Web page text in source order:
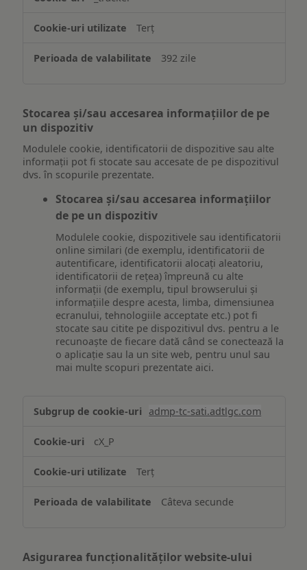
Terț
392 zile
Stocarea și/sau accesarea informațiilor de pe
un dispozitiv
Modulele cookie, identificatorii de dispozitive sau alte
informații pot fi stocate sau accesate de pe dispozitivul
dvs. în scopurile prezentate.
Stocarea și/sau accesarea informațiilor
de pe un dispozitiv
Modulele cookie, dispozitivele sau identificatorii
online similari (de exemplu, identificatorii de
autentificare, identificatorii alocați aleatoriu,
identificatorii de rețea) împreună cu alte
informații (de exemplu, tipul browserului și
informațiile despre acesta, limba, dimensiunea
ecranului, tehnologiile acceptate etc.) pot fi
stocate sau citite pe dispozitivul dvs. pentru a le
recunoaște de fiecare dată când se conectează la
o aplicație sau la un site web, pentru unul sau
mai multe scopuri prezentate aici.
și/sau
informațiilor
pe
dispozitiv
admp-tc-sati.adtlgc.com
cX_P
Terț
Câteva secunde
Asigurarea funcționalităților website-ului